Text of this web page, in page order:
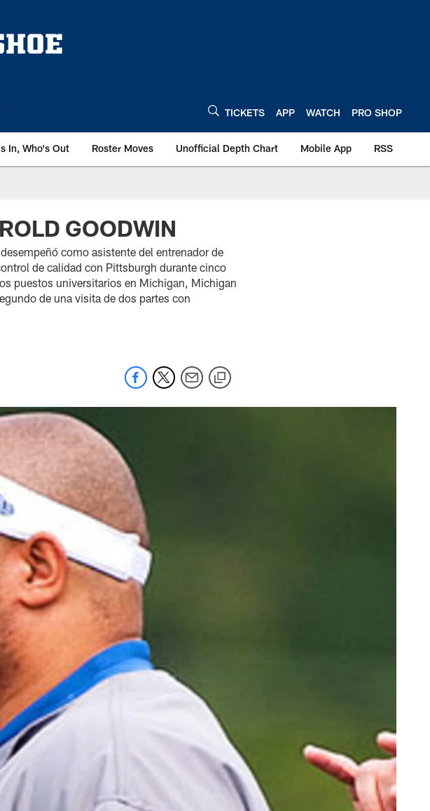
TICKETS APP WATCH PRO SHOP
In, Who's Out Roster Moves Unofficial Depth Chart Mobile App RSS
GOODWIN
como asistente del entrenador de
de calidad con Pittsburgh durante cinco
puestos universitarios en Michigan, Michigan
de una visita de dos partes con